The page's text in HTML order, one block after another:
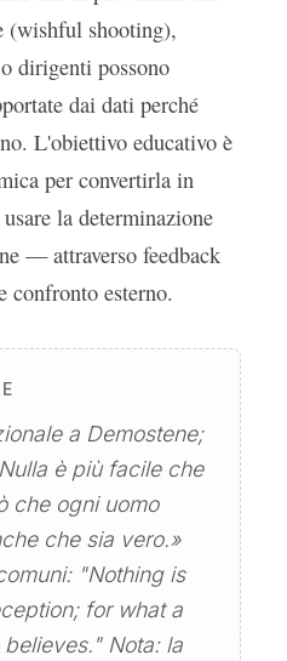
(wishful shooting),
dirigenti possono
dai dati perché
L'obiettivo educativo è
per convertirla in
la determinazione
— attraverso feedback
confronto esterno.
a Demostene;
è più facile che
che ogni uomo
che sia vero.»
"Nothing is
for what a
Nota: la